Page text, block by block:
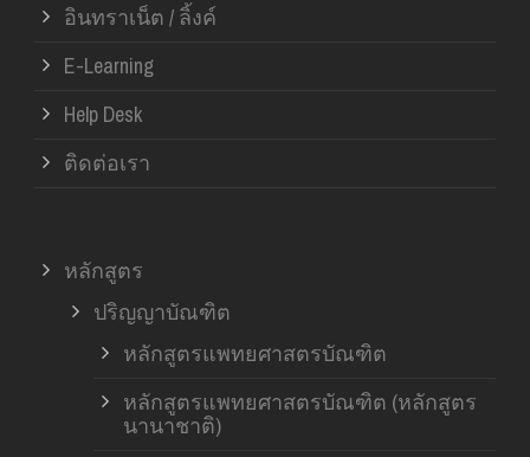
อินทราเน็ต / ลิ้งค์
E-Learning
Help Desk
ติดต่อเรา
หลักสูตร
ปริญญาบัณฑิต
หลักสูตรแพทยศาสตรบัณฑิต
หลักสูตรแพทยศาสตรบัณฑิต (หลักสูตร
นานาชาติ)